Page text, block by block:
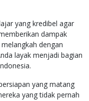
yang kredibel agar
dampak
dengan
layak menjadi bagian
yang matang
yang tidak pernah